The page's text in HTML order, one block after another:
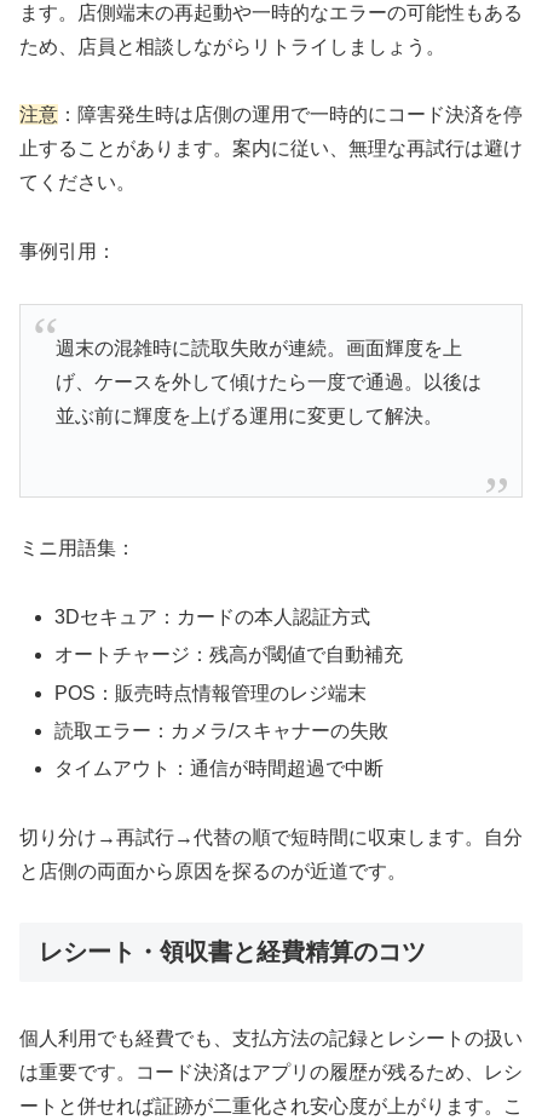
ます。店側端末の再起動や一時的なエラーの可能性もある
ため、店員と相談しながらリトライしましょう。
注意 ：障害発生時は店側の運用で一時的にコード決済を停
止することがあります。案内に従い、無理な再試行は避け
てください。
事例引用：
週末の混雑時に読取失敗が連続。画面輝度を上
げ、ケースを外して傾けたら一度で通過。以後は
並ぶ前に輝度を上げる運用に変更して解決。
ミニ用語集：
3Dセキュア：カードの本人認証方式
オートチャージ：残高が閾値で自動補充
POS：販売時点情報管理のレジ端末
読取エラー：カメラ/スキャナーの失敗
タイムアウト：通信が時間超過で中断
切り分け→再試行→代替の順で短時間に収束します。自分
と店側の両面から原因を探るのが近道です。
レシート・領収書と経費精算のコツ
個人利用でも経費でも、支払方法の記録とレシートの扱い
は重要です。コード決済はアプリの履歴が残るため、レシ
ートと併せれば証跡が二重化され安心度が上がります。こ